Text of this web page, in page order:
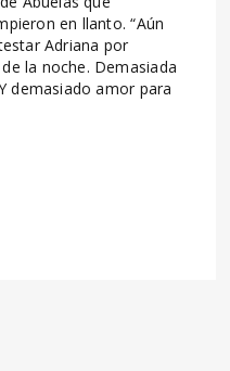
en llanto. “Aún
Adriana por
la noche. Demasiada
demasiado amor para